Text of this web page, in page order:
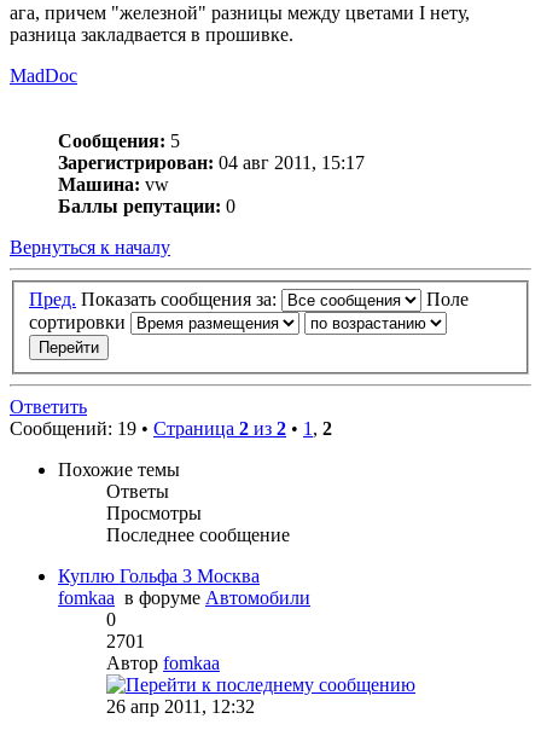
ага, причем "железной" разницы между цветами I нету,
разница закладвается в прошивке.
MadDoc
Сообщения: 5
Зарегистрирован: 04 авг 2011, 15:17
Машина: vw
Баллы репутации: 0
Вернуться к началу
Пред. Показать сообщения за:
Поле
сортировки
Ответить
Сообщений: 19 • Страница 2 из 2 • 1 , 2
Похожие темы
Ответы
Просмотры
Последнее сообщение
Куплю Гольфа 3 Москва
fomkaa в форуме Автомобили
0
2701
Автор fomkaa
26 апр 2011, 12:32